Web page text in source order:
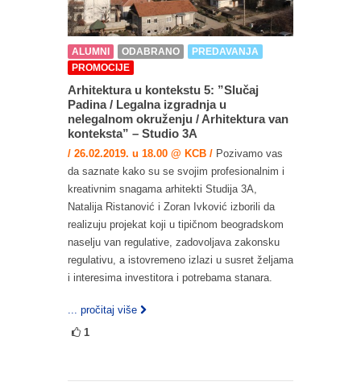
ALUMNI ODABRANO
PREDAVANJA
PROMOCIJE
Arhitektura u kontekstu 5: ”Slučaj
Padina / Legalna izgradnja u
nelegalnom okruženju / Arhitektura van
konteksta” – Studio 3A
/ 26.02.2019. u 18.00 @ KCB / Pozivamo vas
da saznate kako su se svojim profesionalnim i
kreativnim snagama arhitekti Studija 3A,
Natalija Ristanović i Zoran Ivković izborili da
realizuju projekat koji u tipičnom beogradskom
naselju van regulative, zadovoljava zakonsku
regulativu, a istovremeno izlazi u susret željama
i interesima investitora i potrebama stanara.
... pročitaj više
1